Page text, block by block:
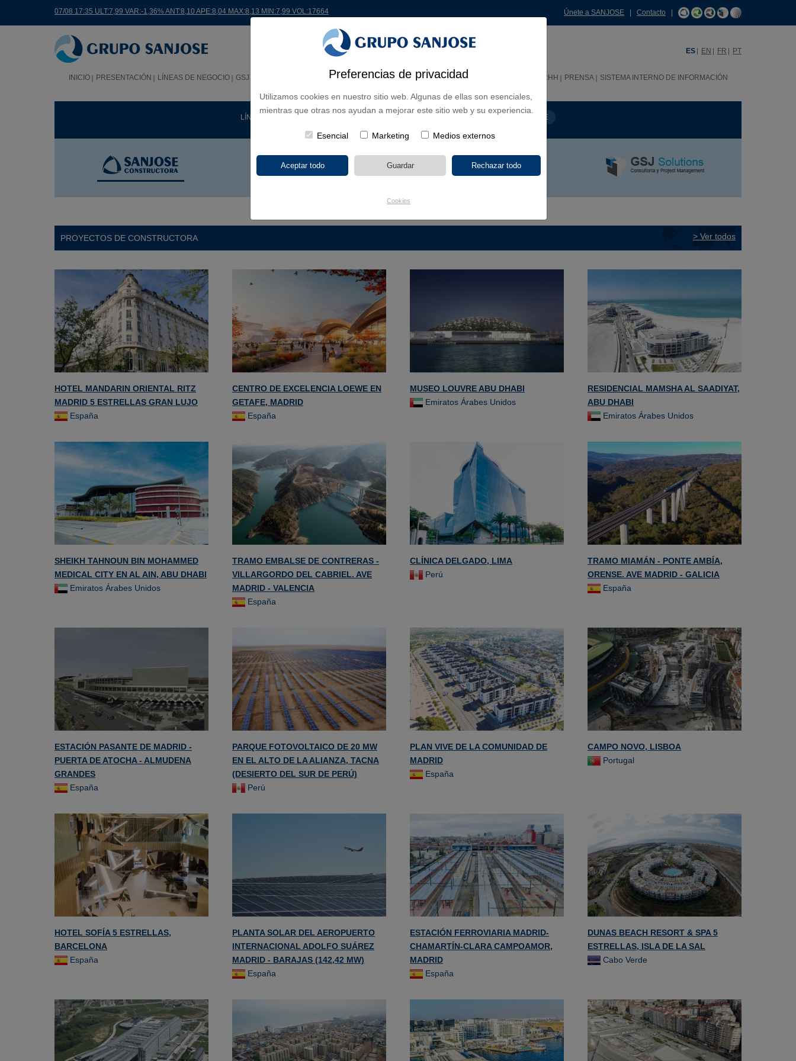
Preferencias de privacidad
Utilizamos cookies en nuestro sitio web. Algunas de ellas son esenciales,
mientras que otras nos ayudan a mejorar este sitio web y su experiencia.
Esencial Marketing Medios externos
Cookies
07/08 17:35 ULT:7,99 VAR:-1,36% ANT:8,10 APE:8,04 MAX:8,13 MIN:7,99 VOL:17664 Únete a SANJOSE Contacto
ES EN FR PT
INICIO PRESENTACIÓN LÍNEAS DE NEGOCIO GSJ EN EL MUNDO PROYECTOS ACCIONISTAS E INVERSORES INNOVACIÓN RRHH PRENSA SISTEMA INTERNO DE INFORMACIÓN
LÍNEA DE NEGOCIO CONTINENTES TIPOLOGÍA DE OBRA POR NOMBRE
PROYECTOS DE CONSTRUCTORA > Ver todos
HOTEL MANDARIN ORIENTAL RITZ
MADRID 5 ESTRELLAS GRAN LUJO
España
CENTRO DE EXCELENCIA LOEWE EN
GETAFE, MADRID
España
MUSEO LOUVRE ABU DHABI
Emiratos Árabes Unidos
RESIDENCIAL MAMSHA AL SAADIYAT,
ABU DHABI
Emiratos Árabes Unidos
SHEIKH TAHNOUN BIN MOHAMMED
MEDICAL CITY EN AL AIN, ABU DHABI
Emiratos Árabes Unidos
TRAMO EMBALSE DE CONTRERAS -
VILLARGORDO DEL CABRIEL. AVE
MADRID - VALENCIA
España
CLÍNICA DELGADO, LIMA
Perú
TRAMO MIAMÁN - PONTE AMBÍA,
ORENSE. AVE MADRID - GALICIA
España
ESTACIÓN PASANTE DE MADRID -
PUERTA DE ATOCHA - ALMUDENA
GRANDES
España
PARQUE FOTOVOLTAICO DE 20 MW
EN EL ALTO DE LA ALIANZA, TACNA
(DESIERTO DEL SUR DE PERÚ)
Perú
PLAN VIVE DE LA COMUNIDAD DE
MADRID
España
CAMPO NOVO, LISBOA
Portugal
HOTEL SOFÍA 5 ESTRELLAS,
BARCELONA
España
PLANTA SOLAR DEL AEROPUERTO
INTERNACIONAL ADOLFO SUÁREZ
MADRID - BARAJAS (142,42 MW)
España
ESTACIÓN FERROVIARIA MADRID-
CHAMARTÍN-CLARA CAMPOAMOR,
MADRID
España
DUNAS BEACH RESORT & SPA 5
ESTRELLAS, ISLA DE LA SAL
Cabo Verde